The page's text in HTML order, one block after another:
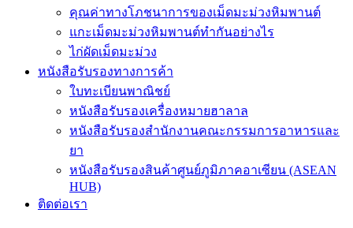
คุณค่าทางโภชนาการของเม็ดมะม่วงหิมพานต์
แกะเม็ดมะม่วงหิมพานต์ทำกันอย่างไร
ไก่ผัดเม็ดมะม่วง
หนังสือรับรองทางการค้า
ใบทะเบียนพาณิชย์
หนังสือรับรองเครื่องหมายฮาลาล
หนังสือรับรองสำนักงานคณะกรรมการอาหารและ
ยา
หนังสือรับรองสินค้าศูนย์ภูมิภาคอาเซียน (ASEAN
HUB)
ติดต่อเรา